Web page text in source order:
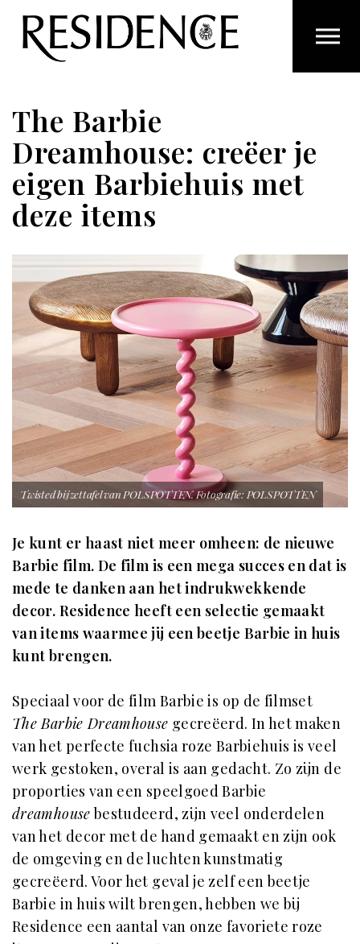
Overslaan en ga direct naar de inhoud
The Barbie
Dreamhouse: creëer je
eigen Barbiehuis met
deze items
Twisted bijzettafel van POLSPOTTEN. Fotografie: POLSPOTTEN
Je kunt er haast niet meer omheen: de nieuwe
Barbie film. De film is een mega succes en dat is
mede te danken aan het indrukwekkende
decor. Residence heeft een selectie gemaakt
van items waarmee jij een beetje Barbie in huis
kunt brengen.
Speciaal voor de film Barbie is op de filmset
The Barbie Dreamhouse gecreëerd. In het maken
van het perfecte fuchsia roze Barbiehuis is veel
werk gestoken, overal is aan gedacht. Zo zijn de
proporties van een speelgoed Barbie
dreamhousebestudeerd, zijn veel onderdelen
van het decor met de hand gemaakt en zijn ook
de omgeving en de luchten kunstmatig
gecreëerd. Voor het geval je zelf een beetje
Barbie in huis wilt brengen, hebben we bij
Residence een aantal van onze favoriete roze